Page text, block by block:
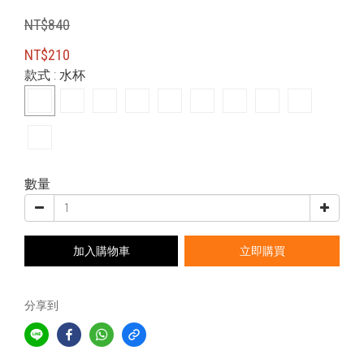
NT$840
NT$210
款式 : 水杯
數量
加入購物車 立即購買
分享到